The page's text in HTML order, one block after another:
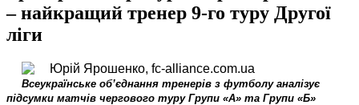
– найкращий тренер 9-го туру Другої
ліги
Всеукраїнське об’єднання тренерів з футболу аналізує
підсумки матчів чергового туру Групи «А» та Групи «Б»